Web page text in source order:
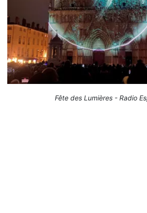
Fête des Lumières - Radio